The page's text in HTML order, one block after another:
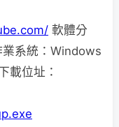
軟體分
系統：Windows
載位址：